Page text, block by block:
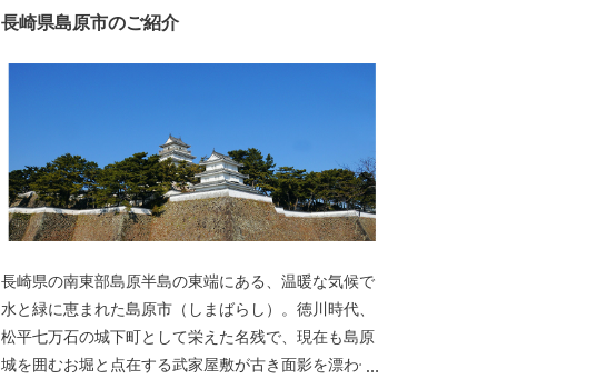
長崎県島原市のご紹介
長崎県の南東部島原半島の東端にある、温暖な気候で
水と緑に恵まれた島原市（しまばらし）。徳川時代、
松平七万石の城下町として栄えた名残で、現在も島原
城を囲むお堀と点在する武家屋敷が古き面影を漂わせ